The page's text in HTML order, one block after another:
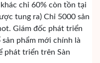
chỉ 60% còn tồn tại
tung ra) Chỉ 5000 sản
Giám đốc phát triển
sản phẩm mới chính là
phát triển trên Sàn